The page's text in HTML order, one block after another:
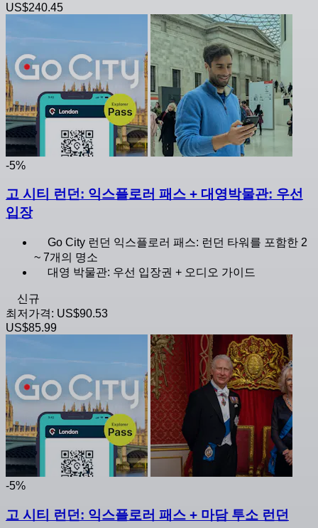
US$240.45
-5%
고 시티 런던: 익스플로러 패스 + 대영박물관: 우선
입장
Go City 런던 익스플로러 패스: 런던 타워를 포함한 2
~ 7개의 명소
대영 박물관: 우선 입장권 + 오디오 가이드
신규
최저가격: US$90.53
US$85.99
-5%
고 시티 런던: 익스플로러 패스 + 마담 투소 런던